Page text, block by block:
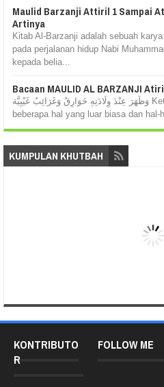
Maulid Barzanji Attiril 1 Sampai
Artinya
Kitab Al-Barzanji adalah sebuah
pada perjalanan hidup Nabi
kepada belia...
Bacaan MAULID AL BARZANJI
وَظَهَرَ عِنْدَ وِلَادَتِهِ خَوَارِقُ وَغَرَائِبُ غَيْبِيَّة Ketika beliau lahir, tampaklah
beberapa hal yang luar biasa dan hal-
KUMPULAN KHUTBAH
KONTRIBUTO
R
FOLLOW ME